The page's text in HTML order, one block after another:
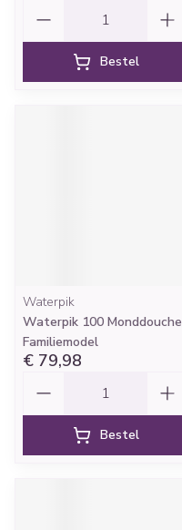
Bestel
Waterpik
Waterpik 100 Monddouche
Familiemodel
€ 79,98
Bestel